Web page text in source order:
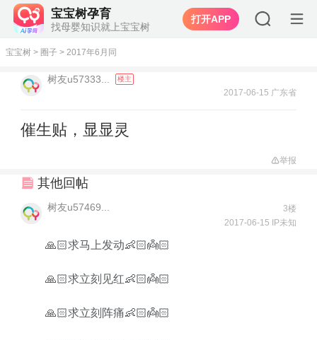
宝宝树孕育
找母婴知识就上宝宝树
打开APP
宝宝树 > 圈子 > 2017年6月同
树友u57333... 楼主
2017-06-15 广东省
催生贴，显显灵
举报
其他回帖
树友u57469...
3楼
2017-06-15 IP未知
🙏🏻求马上发动👶🏻👼🏻
🙏🏻求立刻见红👶🏻👼🏻
🙏🏻求立刻阵痛👶🏻👼🏻